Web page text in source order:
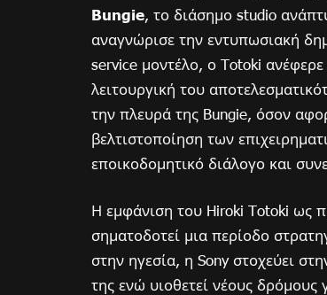
Bungie, το διάσημο studio
αναγνώρισε την εντυπωσιακή
service μοντέλο, ο Totoki
λειτουργική του
την πλευρά της Bungie, όσον
βελτιστοποίηση των
εποικοδομητικό διάλογο και
Η εμφάνιση του Hiroki Totoki ως
σηματοδοτεί μια περίοδο
στην ηγεσία, η Sony στοχεύει
της ενώ υιοθετεί νέους δρόμους